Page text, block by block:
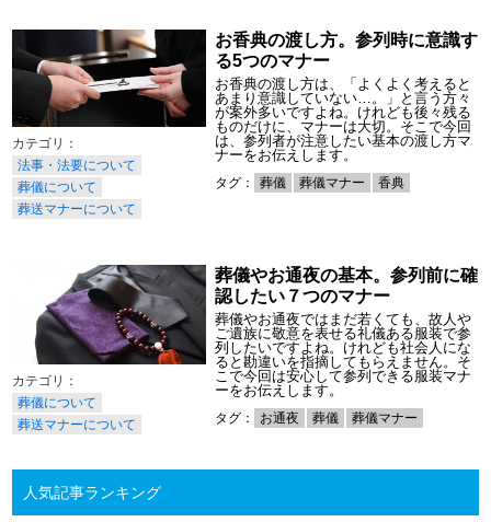
法事・法要について
葬儀について
葬送マナーについて
お香典の渡し方。参列時に意識す
る5つのマナー
お香典の渡し方は、「よくよく考えると
あまり意識していない…。」と言う方々
が案外多いですよね。けれども後々残る
ものだけに、マナーは大切。そこで今回
は、参列者が注意したい基本の渡し方マ
ナーをお伝えします。
タグ： 葬儀 葬儀マナー 香典
葬儀について
葬送マナーについて
葬儀やお通夜の基本。参列前に確
認したい７つのマナー
葬儀やお通夜ではまだ若くても、故人や
ご遺族に敬意を表せる礼儀ある服装で参
列したいですよね。けれども社会人にな
ると勘違いを指摘してもらえません。そ
こで今回は安心して参列できる服装マナ
ーをお伝えします。
タグ： お通夜 葬儀 葬儀マナー
人気記事ランキング